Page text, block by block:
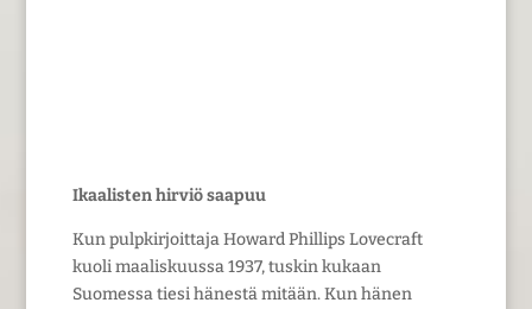
Ikaalisten hirviö saapuu
Kun pulpkirjoittaja Howard Phillips Lovecraft
kuoli maaliskuussa 1937, tuskin kukaan
Suomessa tiesi hänestä mitään. Kun hänen